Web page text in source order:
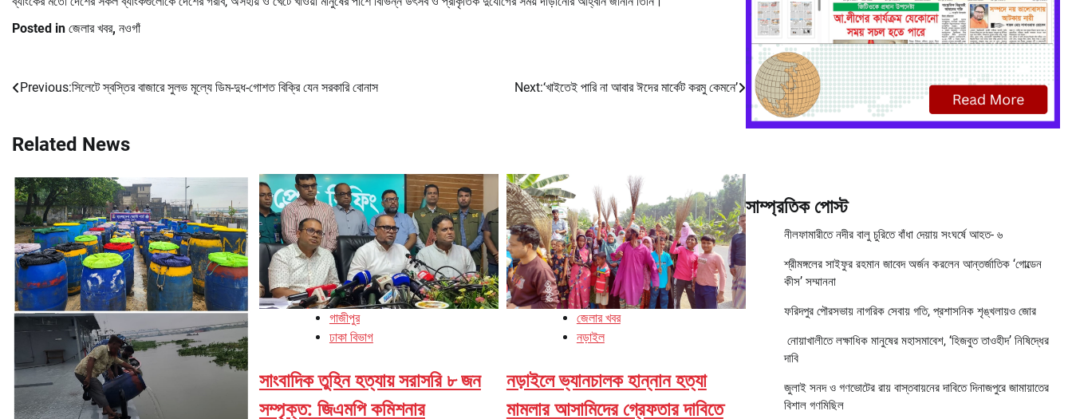
Posted in জেলার খবর, নওগাঁ
Post
Previous:সিলেটে স্বস্তির বাজারে সুলভ মূল্যে ডিম-দুধ-গোশত বিক্রি যেন সরকারি বোনাস Next:‘খাইতেই পারি না আবার ঈদের মার্কেট করমু কেমনে’
Related News
গাজীপুর
ঢাকা বিভাগ
সাংবাদিক তুহিন হত্যায় সরাসরি ৮ জন
সম্পৃক্ত: জিএমপি কমিশনার
জেলার খবর
নড়াইল
নড়াইলে ভ্যানচালক হান্নান হত্যা
মামলার আসামিদের গ্রেফতার দাবিতে
সাম্প্রতিক পোস্ট
নীলফামারীতে নদীর বালু চুরিতে বাঁধা দেয়ায় সংঘর্ষে আহত- ৬
শ্রীমঙ্গলের সাইফুর রহমান জাবেদ অর্জন করলেন আন্তর্জাতিক ‘গোল্ডেন
কীস’ সম্মাননা
ফরিদপুর পৌরসভায় নাগরিক সেবায় গতি, প্রশাসনিক শৃঙ্খলায়ও জোর
নোয়াখালীতে লক্ষাধিক মানুষের মহাসমাবেশ, ‘হিজবুত তাওহীদ’ নিষিদ্ধের
দাবি
জুলাই সনদ ও গণভোটের রায় বাস্তবায়নের দাবিতে দিনাজপুরে জামায়াতের
বিশাল গণমিছিল